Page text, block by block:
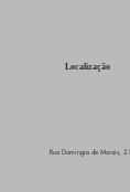
Localização
Rua Domingos de Morais,